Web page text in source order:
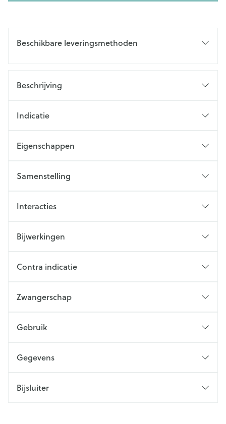
Beschikbare leveringsmethoden
Beschrijving
Indicatie
Eigenschappen
Samenstelling
Interacties
Bijwerkingen
Contra indicatie
Zwangerschap
Gebruik
Gegevens
Bijsluiter